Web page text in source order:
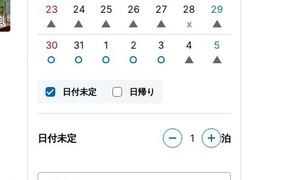
23
▲
24
▲
25
▲
26
▲
27
▲
28
x
29
▲
30
○
31
○
1
○
2
○
3
○
4
▲
5
▲
日付未定 日帰り
日付未定 1 泊